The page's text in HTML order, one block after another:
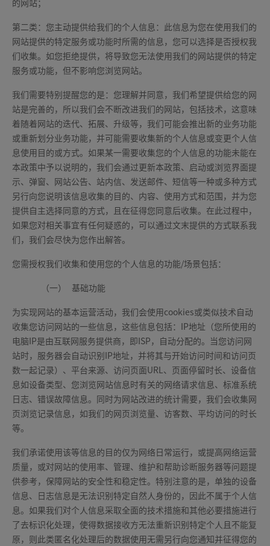
的网站；
第二类：您主动提供给我们的个人信息：此信息为您在使用我们的
网站提供的特定服务或功能时所需的信息，您可以选择是否授权我
们收集。如您拒绝提供，将导致您无法使用我们的网站提供的特定
服务或功能，但不影响您浏览网站。
我们需要特别提醒您的是：您理解并同意，我们希望提供给您的网
站是完善的，所以我们会不断改进我们的网站，包括技术，这意味
着随着网站的迭代、拓展、升级等，我们可能会推出新的业务功能
或重新划分业务功能，并可能需要收集新的个人信息或变更个人信
息使用目的或方式。如果某一需要收集您的个人信息的功能未能在
本政策中予以说明的，我们会通过更新本政策、启动或浏览界面提
示、弹窗、网站公告、站内信、发送邮件、短信等一种或多种方式
另行向您说明该信息收集的目的、内容、使用方式和范围，并为您
提供自主选择同意的方式，且在征得您同意后收集。在此过程中，
如果您对相关事宜有任何疑惑的，可以通过文末提供的方式联系我
们，我们会尽快为您作出解答。
您需授权我们收集和使用您的个人信息的功能/场景包括：
（一） 基础功能
为实现网站的基本运营活动，我们会使用cookies或类似技术自动
收集您访问网站的一些信息，这些信息包括：IP地址（您所使用的
电脑IP是由互联网服务提供商，即ISP，自动分配的。当您访问网
站时，服务器会自动识别IP地址，并将其与开始访问时间和访问页
数一起记录）、平台来源、访问页面URL、页面停留时长、设备信
息如设备类型、您浏览网站信息时有关的网络请求信息、标准系统
日志、错误故障信息。同时为网站改进的统计需要，我们会收集网
页浏览记录信息，如我们的网页浏览量、访客数、平均访问的时长
等。
我们承诺使用该等信息的目的仅为网络日常运行，或提高网络运营
质量，或对网站的使用率、管理、维护和帮助诊断服务器等问题提
供参考，保障网站的安全性和稳定性。特别注意的是，单独的设备
信息、日志信息是无法识别特定自然人身份的，因此不属于个人信
息。如果我们对个人信息采取全面的技术措施和其他必要措施进行
了去标识化处理，使得数据接收方无法重新识别特定个人且不能复
原，则此类匿名化处理后的数据使用无需另行向您通知并征得您的